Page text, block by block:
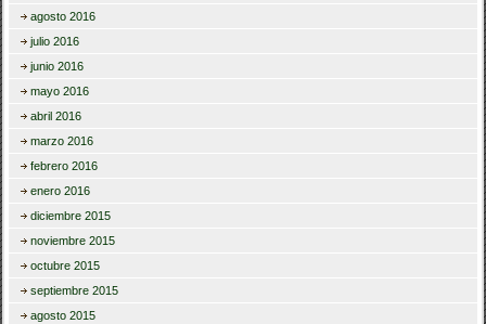
agosto 2016
julio 2016
junio 2016
mayo 2016
abril 2016
marzo 2016
febrero 2016
enero 2016
diciembre 2015
noviembre 2015
octubre 2015
septiembre 2015
agosto 2015